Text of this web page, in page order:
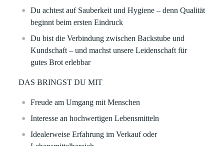
Du achtest auf Sauberkeit und Hygiene – denn Qualität
beginnt beim ersten Eindruck
Du bist die Verbindung zwischen Backstube und
Kundschaft – und machst unsere Leidenschaft für
gutes Brot erlebbar
DAS BRINGST DU MIT
Freude am Umgang mit Menschen
Interesse an hochwertigen Lebensmitteln
Idealerweise Erfahrung im Verkauf oder